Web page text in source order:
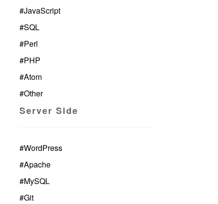
#JavaScript
#SQL
#Perl
#PHP
#Atom
#Other
Server Side
#WordPress
#Apache
#MySQL
#Git